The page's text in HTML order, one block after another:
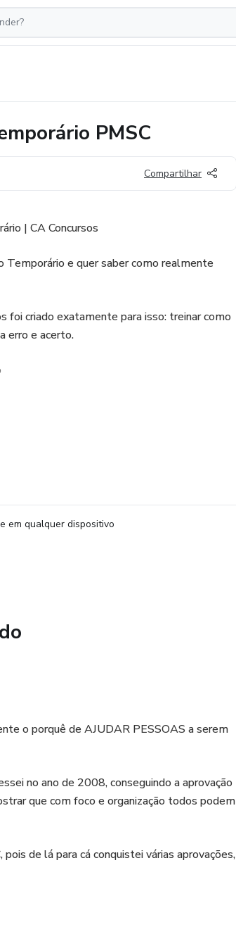
PMSC
Compartilhar
| CA Concursos
Temporário e quer saber como realmente
foi criado exatamente para isso: treinar como
erro e acerto.
dificuldade semelhante ao da prova oficial
aula de revisão
em qualquer dispositivo
o porquê de AJUDAR PESSOAS a serem
no ano de 2008, conseguindo a aprovação
que com foco e organização todos podem
de lá para cá conquistei várias aprovações,